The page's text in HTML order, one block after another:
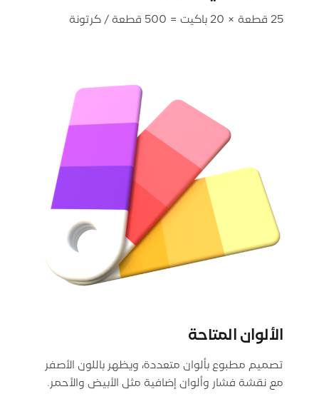
25 قطعة × 20 باكيت = 500 قطعة / كرتونة
الألوان المتاحة
تصميم مطبوع بألوان متعددة، ويظهر باللون الأصفر
مع نقشة فشار وألوان إضافية مثل الأبيض والأحمر.